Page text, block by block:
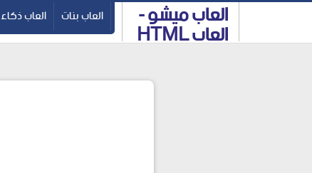
--> العاب ميشو -
العاب HTML5 والعاب
العاب بنات العاب ذكاء